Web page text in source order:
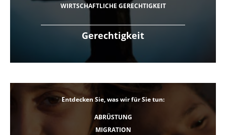
Gerechtigkeit
WIRTSCHAFTLICHE GERECHTIGKEIT
Entdecken Sie, was wir für Sie tun:
ABRÜSTUNG
MIGRATION